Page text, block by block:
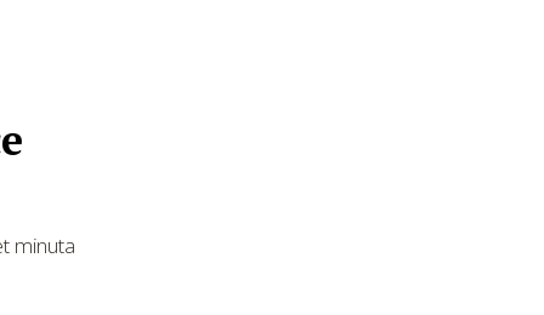
minuta